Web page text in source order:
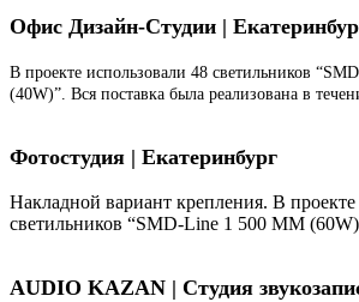
Офис Дизайн-Студии |
В проекте использовали 48 светильников
(40W)”. Вся поставка была реализована в
Фотостудия | Екатеринбург
Накладной вариант крепления. В проекте
светильников “SMD-Line 1 500 ММ
AUDIO KAZAN | Студия